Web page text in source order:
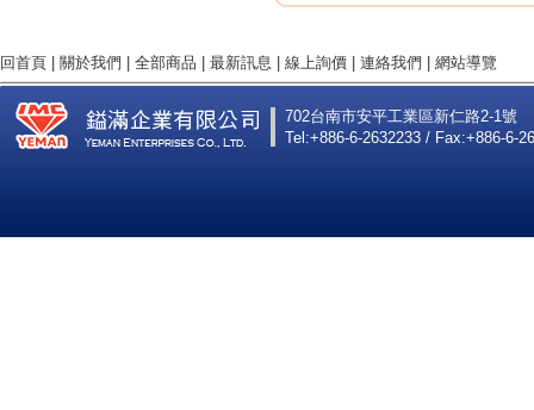
回首頁 關於我們 全部商品 最新訊息 線上詢價 連絡我們 網站導覽
702台南市安平工業區新仁路2-1號
Tel:+886-6-2632233 / Fax:+886-6-